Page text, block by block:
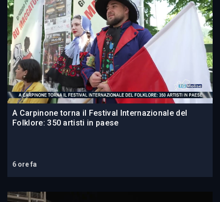
A Carpinone torna il Festival Internazionale del
Folklore: 350 artisti in paese
6 ore fa